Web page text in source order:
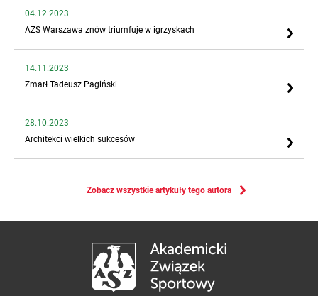
04.12.2023
AZS Warszawa znów triumfuje w igrzyskach
14.11.2023
Zmarł Tadeusz Pagiński
28.10.2023
Architekci wielkich sukcesów
Zobacz wszystkie artykuły tego autora